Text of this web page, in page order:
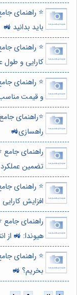
⭐️ راهنمای
باید بدانید 🚜
⭐️ راهنمای
کارایی و طول
⭐️ راهنمای
و قیمت
⭐️راهنمای
راهسازی🚜
راهنمای جامع
تضمین
⭐️ راهنمای
افزایش کارایی
راهنمای جامع
هیوندا: 🚜 از
⭐️ راهنمای
بخریم؟ 🚜